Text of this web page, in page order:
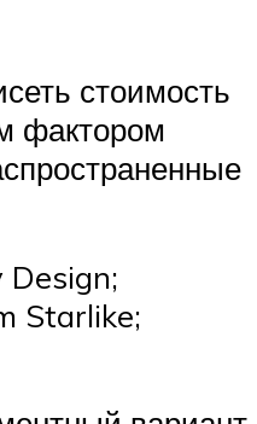
стоимость
фактором
Design;
Starlike;